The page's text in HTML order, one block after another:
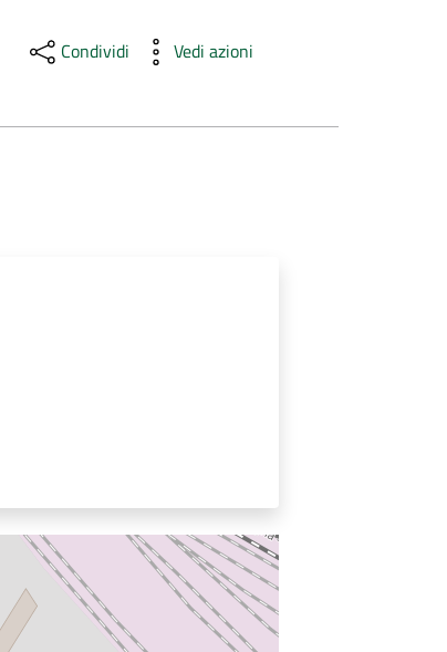
Condividi Vedi azioni